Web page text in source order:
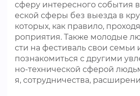
сферу интересного события
еской сферы без выезда в
которых, как правило,
роприятия. Также молодые
сти на фестиваль свои семьи
познакомиться с другими
но-технической сферой
я, сотрудничества,